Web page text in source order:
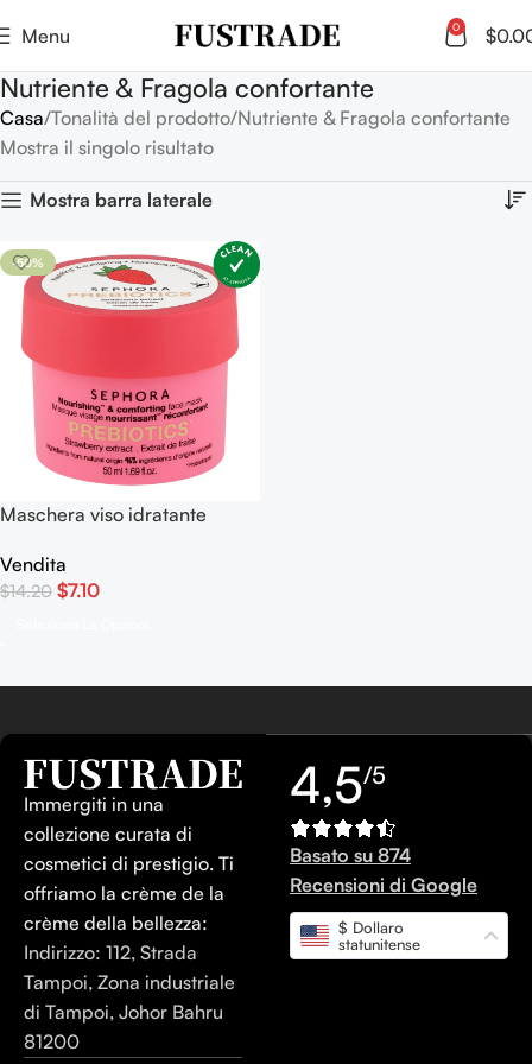
Menu 0 $
Nutriente & Fragola confortante
Casa Tonalità del prodotto Nutriente & Fragola confortante
Mostra il singolo risultato
Mostra barra laterale
-50%
Maschera viso idratante
Vendita
$14.20 $7.10
Immergiti in una
collezione curata di
cosmetici di prestigio. Ti
offriamo la crème de la
crème della bellezza:
Indirizzo: 112, Strada
Tampoi, Zona industriale
di Tampoi, Johor Bahru
81200
4,5/5
Basato su 874
Recensioni di Google
$ Dollaro
statunitense